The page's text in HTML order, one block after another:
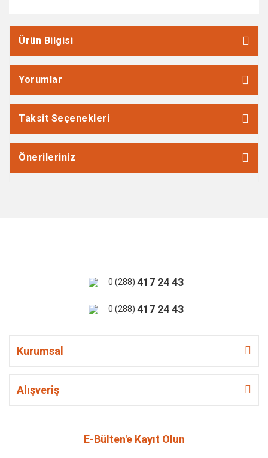
Ürün Bilgisi
Yorumlar
Taksit Seçenekleri
Önerileriniz
0 (288) 417 24 43
0 (288) 417 24 43
Kurumsal
Alışveriş
E-Bülten'e Kayıt Olun